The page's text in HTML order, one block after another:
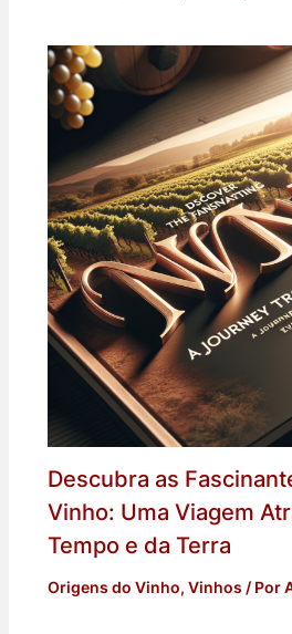
Descubra as
Vinho: Uma Viagem
Tempo e da Terra
Origens do Vinho, Vinhos / Por